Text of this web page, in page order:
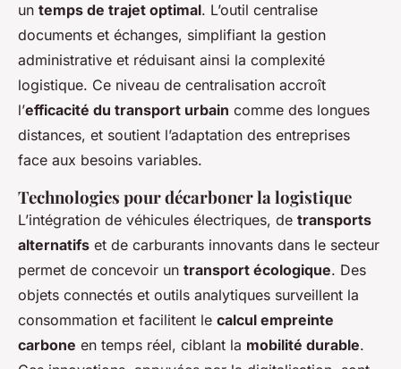
un temps de trajet optimal. L’outil centralise
documents et échanges, simplifiant la gestion
administrative et réduisant ainsi la complexité
logistique. Ce niveau de centralisation accroît
l’efficacité du transport urbain comme des longues
distances, et soutient l’adaptation des entreprises
face aux besoins variables.
Technologies pour décarboner la logistique
L’intégration de véhicules électriques, de transports
alternatifs et de carburants innovants dans le secteur
permet de concevoir un transport écologique. Des
objets connectés et outils analytiques surveillent la
consommation et facilitent le calcul empreinte
carbone en temps réel, ciblant la mobilité durable.